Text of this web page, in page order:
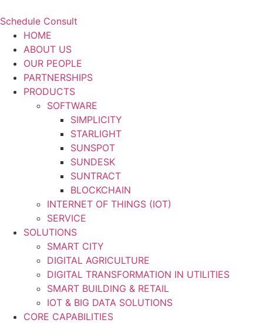
Schedule Consult
HOME
ABOUT US
OUR PEOPLE
PARTNERSHIPS
PRODUCTS
SOFTWARE
SIMPLICITY
STARLIGHT
SUNSPOT
SUNDESK
SUNTRACT
BLOCKCHAIN
INTERNET OF THINGS (IOT)
SERVICE
SOLUTIONS
SMART CITY
DIGITAL AGRICULTURE
DIGITAL TRANSFORMATION IN UTILITIES
SMART BUILDING & RETAIL
IOT & BIG DATA SOLUTIONS
CORE CAPABILITIES